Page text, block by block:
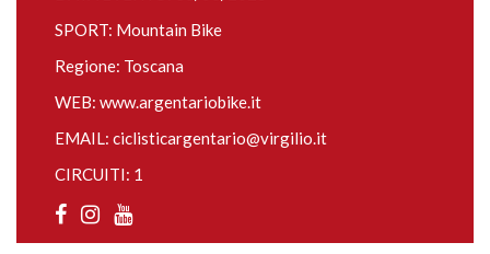
SPORT: Mountain Bike
Regione: Toscana
WEB: www.argentariobike.it
EMAIL: ciclisticargentario@virgilio.it
CIRCUITI: 1